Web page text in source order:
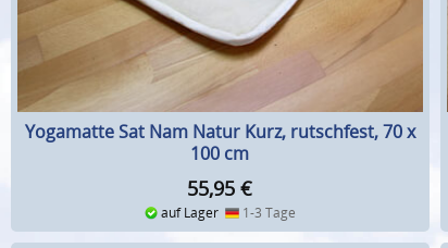
Yogamatte Sat Nam Natur Kurz, rutschfest, 70 x
100 cm
55,95 €
auf Lager 1-3 Tage